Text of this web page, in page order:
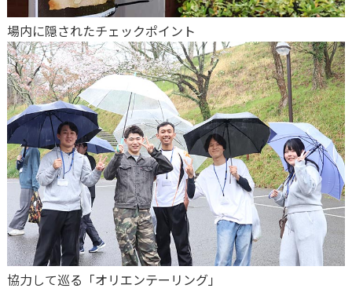
場内に隠されたチェックポイント
協力して巡る「オリエンテーリング」